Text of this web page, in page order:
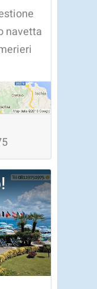
navetta